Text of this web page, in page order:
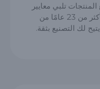
تلبي معايير
الصناعة الصارمة، مدعومة بأكثر من 23 عامًا من
لك التصنيع بثقة.